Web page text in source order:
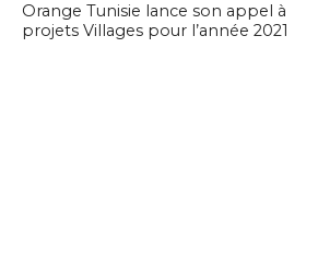
Orange Tunisie lance son appel à
projets Villages pour l’année 2021